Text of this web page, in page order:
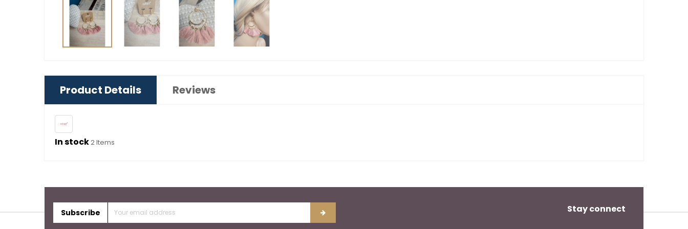
Product Details Reviews
In stock2 Items
Subscribe Stay connect